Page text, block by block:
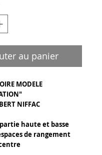
au panier
MODELE
NIFFAC
haute et basse
de rangement